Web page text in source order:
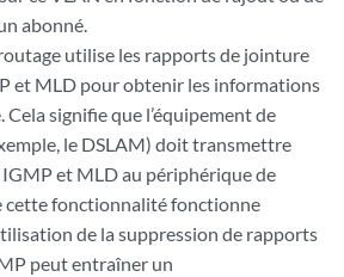
abonné.
utilise les rapports de jointure
et MLD pour obtenir les informations
signifie que l’équipement de
le DSLAM) doit transmettre
et MLD au périphérique de
cette fonctionnalité fonctionne
de la suppression de rapports
peut entraîner un